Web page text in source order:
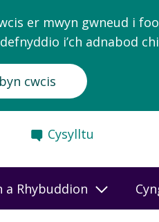
er mwyn gwneud i
i’ch adnabod
cwcis
Cysylltu
a Rhybuddion